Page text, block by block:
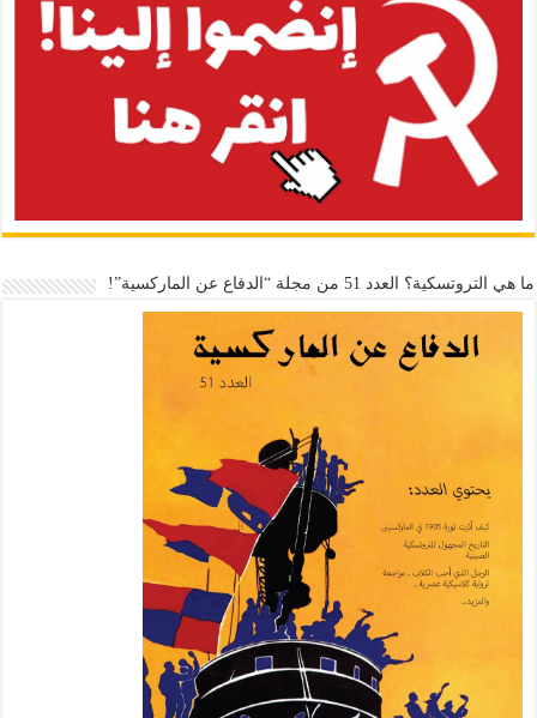
ما هي التروتسكية؟ العدد 51 من مجلة “الدفاع عن الماركسية”!